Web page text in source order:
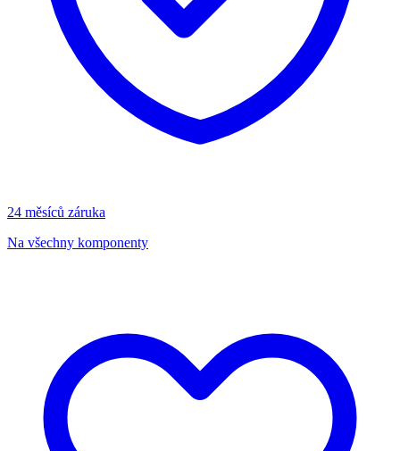
24 měsíců záruka
Na všechny komponenty